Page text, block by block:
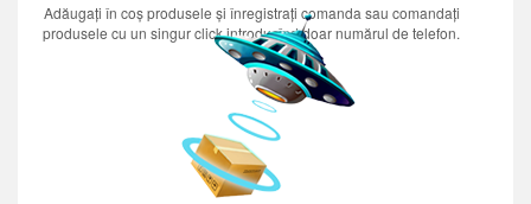
Adăugați în coș produsele și înregistrați comanda sau comandați
produsele cu un singur click introducînd doar numărul de telefon.